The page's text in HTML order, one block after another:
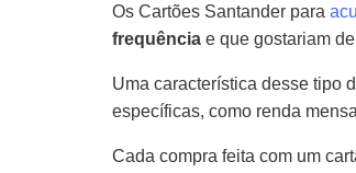
Os Cartões Santander para
frequência e que gostariam
Uma característica desse tipo
específicas, como renda
Cada compra feita com um